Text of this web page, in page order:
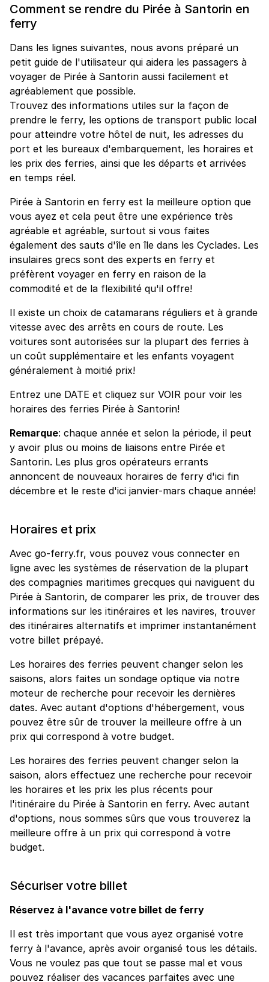
Comment se rendre du Pirée à Santorin en
ferry
Dans les lignes suivantes, nous avons préparé un
petit guide de l'utilisateur qui aidera les passagers à
voyager de Pirée à Santorin aussi facilement et
agréablement que possible.
Trouvez des informations utiles sur la façon de
prendre le ferry, les options de transport public local
pour atteindre votre hôtel de nuit, les adresses du
port et les bureaux d'embarquement, les horaires et
les prix des ferries, ainsi que les départs et arrivées
en temps réel.
Pirée à Santorin en ferry est la meilleure option que
vous ayez et cela peut être une expérience très
agréable et agréable, surtout si vous faites
également des sauts d'île en île dans les Cyclades. Les
insulaires grecs sont des experts en ferry et
préfèrent voyager en ferry en raison de la
commodité et de la flexibilité qu'il offre!
Il existe un choix de catamarans réguliers et à grande
vitesse avec des arrêts en cours de route. Les
voitures sont autorisées sur la plupart des ferries à
un coût supplémentaire et les enfants voyagent
généralement à moitié prix!
Entrez une DATE et cliquez sur VOIR pour voir les
horaires des ferries Pirée à Santorin!
Remarque: chaque année et selon la période, il peut
y avoir plus ou moins de liaisons entre Pirée et
Santorin. Les plus gros opérateurs errants
annoncent de nouveaux horaires de ferry d'ici fin
décembre et le reste d'ici janvier-mars chaque année!
Horaires et prix
Avec go-ferry.fr, vous pouvez vous connecter en
ligne avec les systèmes de réservation de la plupart
des compagnies maritimes grecques qui naviguent du
Pirée à Santorin, de comparer les prix, de trouver des
informations sur les itinéraires et les navires, trouver
des itinéraires alternatifs et imprimer instantanément
votre billet prépayé.
Les horaires des ferries peuvent changer selon les
saisons, alors faites un sondage optique via notre
moteur de recherche pour recevoir les dernières
dates. Avec autant d'options d'hébergement, vous
pouvez être sûr de trouver la meilleure offre à un
prix qui correspond à votre budget.
Les horaires des ferries peuvent changer selon la
saison, alors effectuez une recherche pour recevoir
les horaires et les prix les plus récents pour
l'itinéraire du Pirée à Santorin en ferry. Avec autant
d'options, nous sommes sûrs que vous trouverez la
meilleure offre à un prix qui correspond à votre
budget.
Sécuriser votre billet
Réservez à l'avance votre billet de ferry
Il est très important que vous ayez organisé votre
ferry à l'avance, après avoir organisé tous les détails.
Vous ne voulez pas que tout se passe mal et vous
pouvez réaliser des vacances parfaites avec une